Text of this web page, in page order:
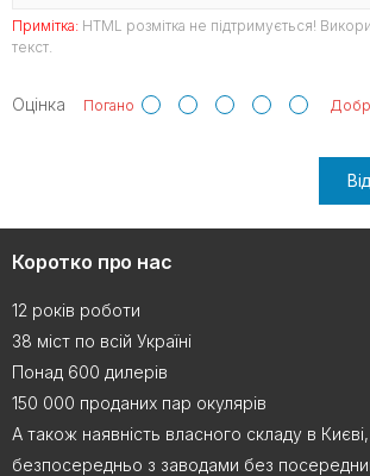
Примітка: HTML розмітка не підтримується!
текст.
Оцінка Погано
Коротко про нас
12 років роботи
38 міст по всій Україні
Понад 600 дилерів
150 000 проданих пар окулярів
А також наявність власного складу в
безпосередньо з заводами без